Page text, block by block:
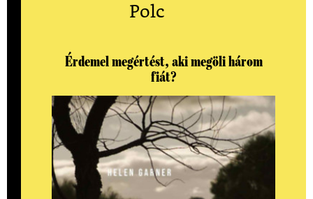
Polc
Érdemel megértést, aki megöli három
fiát?